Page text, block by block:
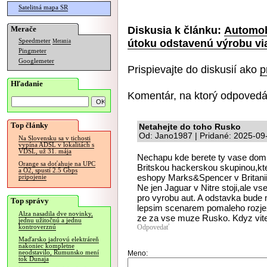
Satelitná mapa SR
Merače
Speedmeter Merania
Pingmeter
Googlemeter
Hľadanie
Top články
Na Slovensku sa v tichosti
vypína ADSL v lokalitách s
VDSL, už 31. mája
Orange sa doťahuje na UPC
a O2, spustí 2.5 Gbps
pripojenie
Top správy
Alza nasadila dve novinky,
jednu užitočnú a jednu
kontroverznú
Maďarsko jadrovú elektráreň
nakoniec kompletne
neodstavilo, Rumunsko mení
tok Dunaja
Diskusia k článku:
útoku odstavenú výrobu
Prispievajte do diskusií ako
Komentár, na ktorý
Netahejte do toho Rusko
Od: Jano1987 | Pridané: 2025-
Nechapu kde berete ty vase
Britskou hackerskou
eshopy Marks&Spencer v
Ne jen Jaguar v Nitre stoji,ale
pro vyrobu aut. A odstavka
lepsim scenarem pomaleho
ze za vse muze Rusko. Kdyz
Odpovedať
Meno: